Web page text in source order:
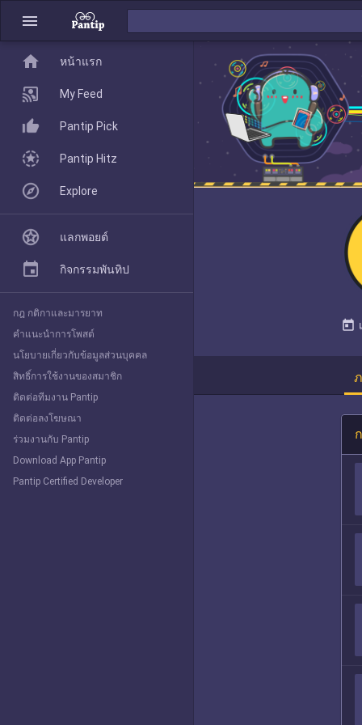
menu
today
home
Pantip Pick
Explore
home หน้าแรก
My Feed
Pantip Pick
Pantip Hitz
Explore
แลกพอยต์
กิจกรรมพันทิป
กฎ กติกาและมารยาท
คำแนะนำการโพสต์
นโยบายเกี่ยวกับข้อมูลส่วนบุคคล
สิทธิ์การใช้งานของสมาชิก
ติดต่อทีมงาน Pantip
ติดต่อลงโฆษณา
ร่วมงานกับ Pantip
Download App Pantip
Pantip Certified Developer